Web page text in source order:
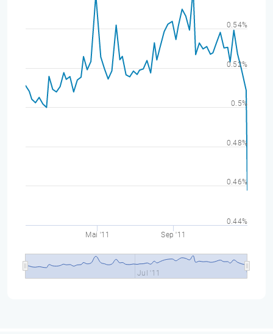
Mai '11 Sep '11
Jul '11
0.44%
0.46%
0.48%
0.5%
0.52%
0.54%